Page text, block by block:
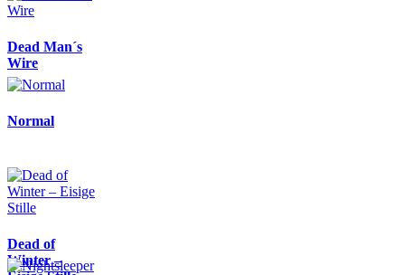
Dead Man´s
Wire
Normal
Dead of
Winter –